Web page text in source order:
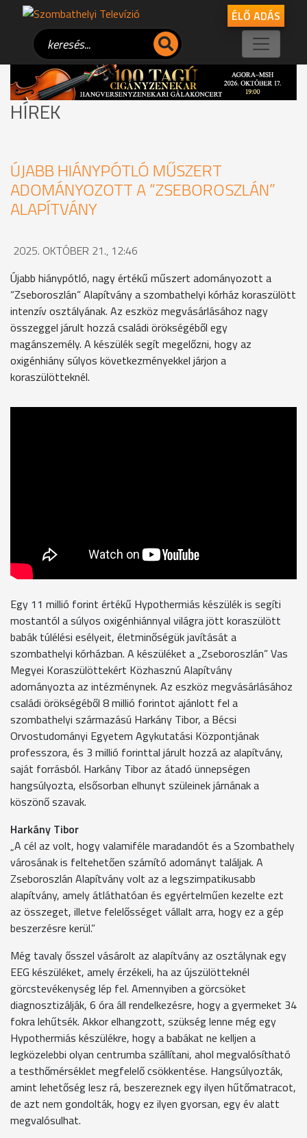
ÉLŐ ADÁS
HÍREK
ÚJABB HIÁNYPÓTLÓ MŰSZERT
ADOMÁNYOZOTT A “ZSEBOROSZLÁN”
ALAPÍTVÁNY
2025. OKTÓBER 21., 12:46
Újabb hiánypótló, nagy értékű műszert adományozott a
“Zseboroszlán” Alapítvány a szombathelyi kórház koraszülött
intenzív osztályának. Az eszköz megvásárlásához nagy
összeggel járult hozzá családi örökségéből egy
magánszemély. A készülék segít megelőzni, hogy az
oxigénhiány súlyos következményekkel járjon a
koraszülötteknél.
Egy 11 millió forint értékű Hypothermiás készülék is segíti
mostantól a súlyos oxigénhiánnyal világra jött koraszülött
babák túlélési esélyeit, életminőségük javítását a
szombathelyi kórházban. A készüléket a „Zseboroszlán” Vas
Megyei Koraszülöttekért Közhasznú Alapítvány
adományozta az intézménynek. Az eszköz megvásárlásához
családi örökségéből 8 millió forintot ajánlott fel a
szombathelyi származású Harkány Tibor, a Bécsi
Orvostudományi Egyetem Agykutatási Központjának
professzora, és 3 millió forinttal járult hozzá az alapítvány,
saját forrásból. Harkány Tibor az átadó ünnepségen
hangsúlyozta, elsősorban elhunyt szüleinek járnának a
köszönő szavak.
Harkány Tibor
„A cél az volt, hogy valamiféle maradandót és a Szombathely
városának is feltehetően számító adományt találjak. A
Zseboroszlán Alapítvány volt az a legszimpatikusabb
alapítvány, amely átláthatóan és egyértelműen kezelte ezt
az összeget, illetve felelősséget vállalt arra, hogy ez a gép
beszerzésre kerül.”
Még tavaly ősszel vásárolt az alapítvány az osztálynak egy
EEG készüléket, amely érzékeli, ha az újszülötteknél
görcstevékenység lép fel. Amennyiben a görcsöket
diagnosztizálják, 6 óra áll rendelkezésre, hogy a gyermeket 34
fokra lehűtsék. Akkor elhangzott, szükség lenne még egy
Hypothermiás készülékre, hogy a babákat ne kelljen a
legközelebbi olyan centrumba szállítani, ahol megvalósítható
a testhőmérséklet megfelelő csökkentése. Hangsúlyozták,
amint lehetőség lesz rá, beszereznek egy ilyen hűtőmatracot,
de azt nem gondolták, hogy ez ilyen gyorsan, egy év alatt
megvalósulhat.